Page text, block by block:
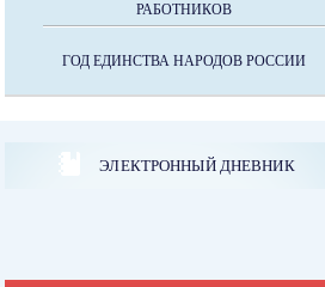
РАБОТНИКОВ
ГОД ЕДИНСТВА НАРОДОВ РОССИИ
ЭЛЕКТРОННЫЙ ДНЕВНИК